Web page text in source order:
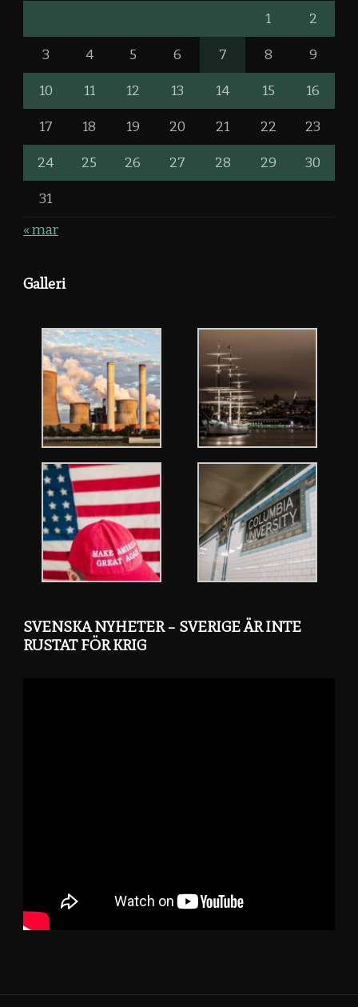
1 2
3 4 5 6 7 8 9
10 11 12 13 14 15 16
17 18 19 20 21 22 23
24 25 26 27 28 29 30
31
« mar
Galleri
SVENSKA NYHETER – SVERIGE ÄR INTE
RUSTAT FÖR KRIG